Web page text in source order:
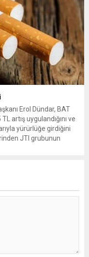
Erol Dündar, BAT
artış uygulandığını ve
yürürlüğe girdiğini
JTI grubunun